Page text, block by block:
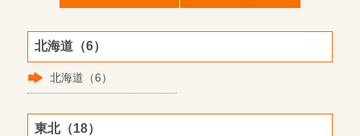
北海道（6）
北海道（6）
東北（18）